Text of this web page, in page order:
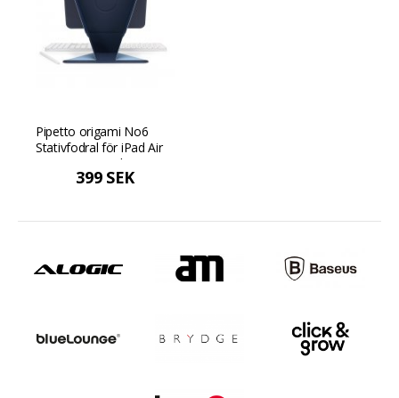
Pipetto origami No6
Stativfodral för iPad Air
11 (2024) / iPad Air 10.9
(2022/2020) - Mörkblå
399 SEK